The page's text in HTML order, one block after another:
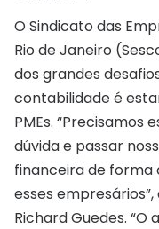
O Sindicato das
Rio de Janeiro
dos grandes
contabilidade é
PMEs.
dúvida e passar
financeira de forma
esses
Richard Guedes. “O